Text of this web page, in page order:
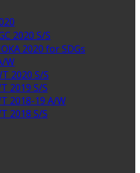
2020 S/S
2020 for SDGs
W
2020 S/S
2019 S/S
2018-19 A/W
2018 S/S